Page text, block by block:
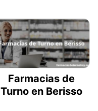
Farmacias de
Turno en Berisso